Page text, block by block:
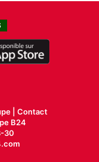
| Contact
B24
30